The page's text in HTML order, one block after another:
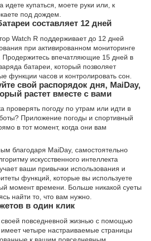
идете купаться, моете руки или, к
под дождем.
составляет 12 дней
Watch R поддерживает до 12 дней
при активированном мониторинге
Продержитесь впечатляющие 15 дней в
батареи, который позволяет
функции часов и контролировать сон.
свой распорядок дня, MaiDay,
растет вместе с вами
проверять погоду по утрам или идти в
Приложение погоды и спортивный
в тот момент, когда они вам
благодаря MaiDay, самостоятельно
искусственного интеллекта
ваши привычки использования и
функций, которые вы используете
момент времени. Больше никакой суеты
найти то, что вам нужно.
в один клик
повседневной жизнью с помощью
четыре настраиваемые страницы